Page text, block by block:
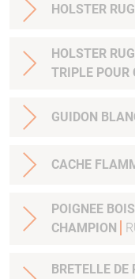
HOLSTER
HOLSTER
TRIPLE
GUIDON
CACHE
POIGNEE
CHAMPION
BRETELLE